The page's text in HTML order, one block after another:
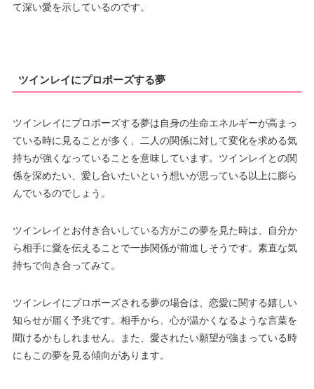
て深い愛を示しているのです。
ツインレイにプロポーズする夢
ツインレイにプロポーズする夢は自身の生命エネルギーが高まっ
ている時に見ることが多く、二人の関係に対して変化を求める気
持ちが強くなっていることを意味しています。ツインレイとの関
係を深めたい、愛し合いたいという想いが思っている以上に膨ら
んでいるのでしょう。
ツインレイとお付き合いしている方がこの夢を見た時は、自分か
ら相手に愛を伝えることで一歩関係が前進しそうです。素直な気
持ちで向き合ってみて。
ツインレイにプロポーズされる夢の場合は、恋愛に関する嬉しい
知らせが届く予兆です。相手から、心が温かくなるような言葉を
聞けるかもしれません。また、愛されたい願望が強まっている時
にもこの夢を見る傾向があります。